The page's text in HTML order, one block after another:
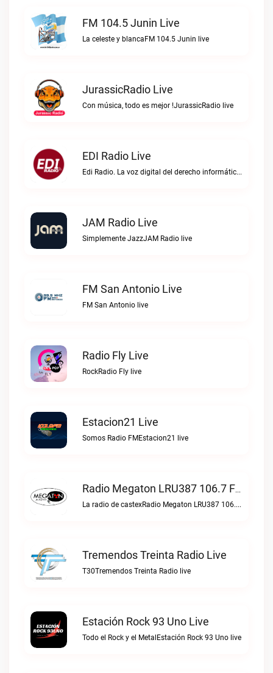
FM 104.5 Junin Live
La celeste y blancaFM 104.5 Junin live
JurassicRadio Live
Con música, todo es mejor !JurassicRadio live
EDI Radio Live
Edi Radio. La voz digital del derecho informático en hispanoaméricaEDI Radio live
JAM Radio Live
Simplemente JazzJAM Radio live
FM San Antonio Live
FM San Antonio live
Radio Fly Live
RockRadio Fly live
Estacion21 Live
Somos Radio FMEstacion21 live
Radio Megaton LRU387 106.7 FM Live
La radio de castexRadio Megaton LRU387 106.7 FM live
Tremendos Treinta Radio Live
T30Tremendos Treinta Radio live
Estación Rock 93 Uno Live
Todo el Rock y el MetalEstación Rock 93 Uno live